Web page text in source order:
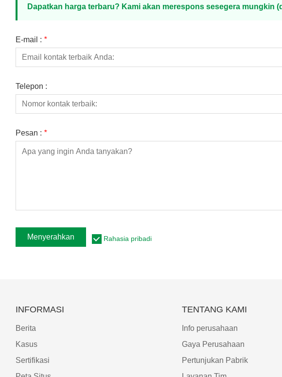
Dapatkan harga terbaru? Kami akan merespons sesegera mungkin
E-mail : *
Telepon :
Pesan : *
Menyerahkan Rahasia pribadi
INFORMASI
Berita
Kasus
Sertifikasi
TENTANG KAMI
Info perusahaan
Gaya Perusahaan
Pertunjukan Pabrik